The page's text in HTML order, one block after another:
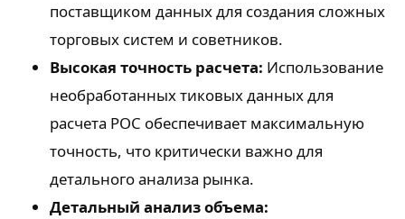
поставщиком данных для создания сложных
торговых систем и советников.
Высокая точность расчета: Использование
необработанных тиковых данных для
расчета POC обеспечивает максимальную
точность, что критически важно для
детального анализа рынка.
Детальный анализ объема: